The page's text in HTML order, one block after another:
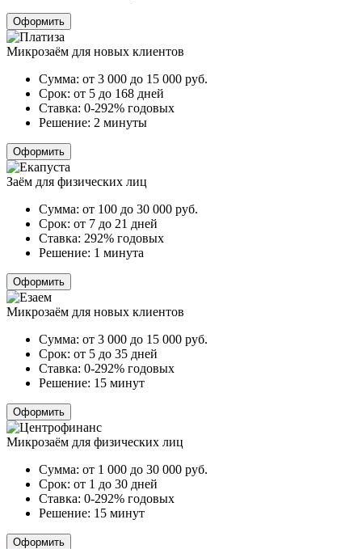
Оформить
Микрозаём для новых клиентов
Сумма: от 3 000 до 15 000 руб.
Срок: от 5 до 168 дней
Ставка: 0-292% годовых
Решение: 2 минуты
Оформить
Заём для физических лиц
Сумма: от 100 до 30 000 руб.
Срок: от 7 до 21 дней
Ставка: 292% годовых
Решение: 1 минута
Оформить
Микрозаём для новых клиентов
Сумма: от 3 000 до 15 000 руб.
Срок: от 5 до 35 дней
Ставка: 0-292% годовых
Решение: 15 минут
Оформить
Микрозаём для физических лиц
Сумма: от 1 000 до 30 000 руб.
Срок: от 1 до 30 дней
Ставка: 0-292% годовых
Решение: 15 минут
Оформить